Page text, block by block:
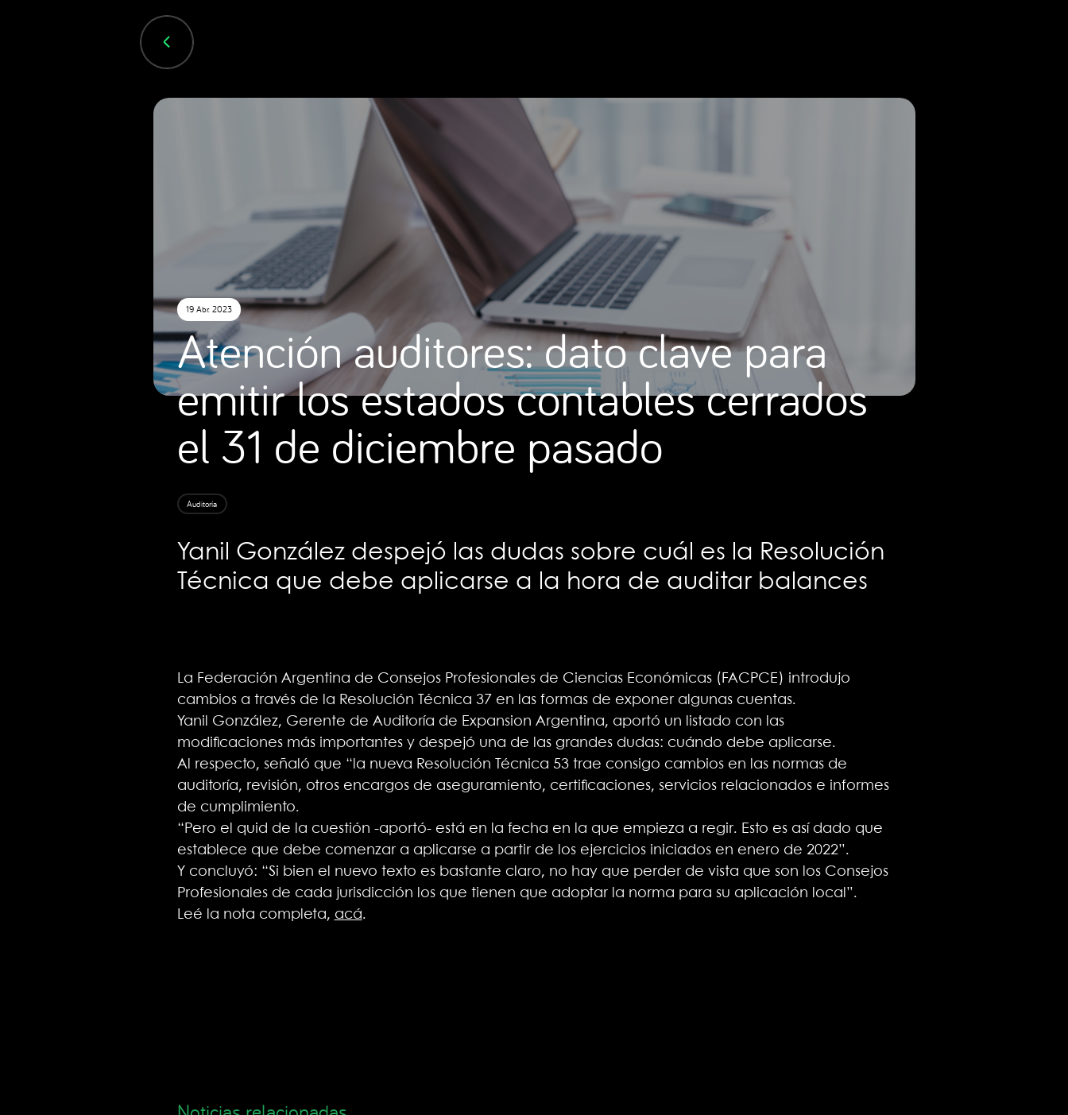
19 Abr. 2023
Atención auditores: dato clave para
emitir los estados contables cerrados
el 31 de diciembre pasado
Auditoría
Yanil González despejó las dudas sobre cuál es la Resolución
Técnica que debe aplicarse a la hora de auditar balances
La Federación Argentina de Consejos Profesionales de Ciencias Económicas (FACPCE) introdujo
cambios a través de la Resolución Técnica 37 en las formas de exponer algunas cuentas.
Yanil González, Gerente de Auditoría de Expansion Argentina, aportó un listado con las
modificaciones más importantes y despejó una de las grandes dudas: cuándo debe aplicarse.
Al respecto, señaló que “la nueva Resolución Técnica 53 trae consigo cambios en las normas de
auditoría, revisión, otros encargos de aseguramiento, certificaciones, servicios relacionados e informes
de cumplimiento.
“Pero el quid de la cuestión -aportó- está en la fecha en la que empieza a regir. Esto es así dado que
establece que debe comenzar a aplicarse a partir de los ejercicios iniciados en enero de 2022”.
Y concluyó: “Si bien el nuevo texto es bastante claro, no hay que perder de vista que son los Consejos
Profesionales de cada jurisdicción los que tienen que adoptar la norma para su aplicación local”.
Leé la nota completa, acá.